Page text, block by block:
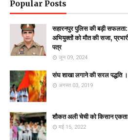
Popular Posts
सहारनपुर पुलिस की बड़ी
अभियुक्तों को मौत की सजा,
पत्र
जून 09, 2024
संघ शाखा लगाने की सरल पद्धति ।
अगस्त 03, 2019
शौकत अली चेची को किसान
मई 15, 2022